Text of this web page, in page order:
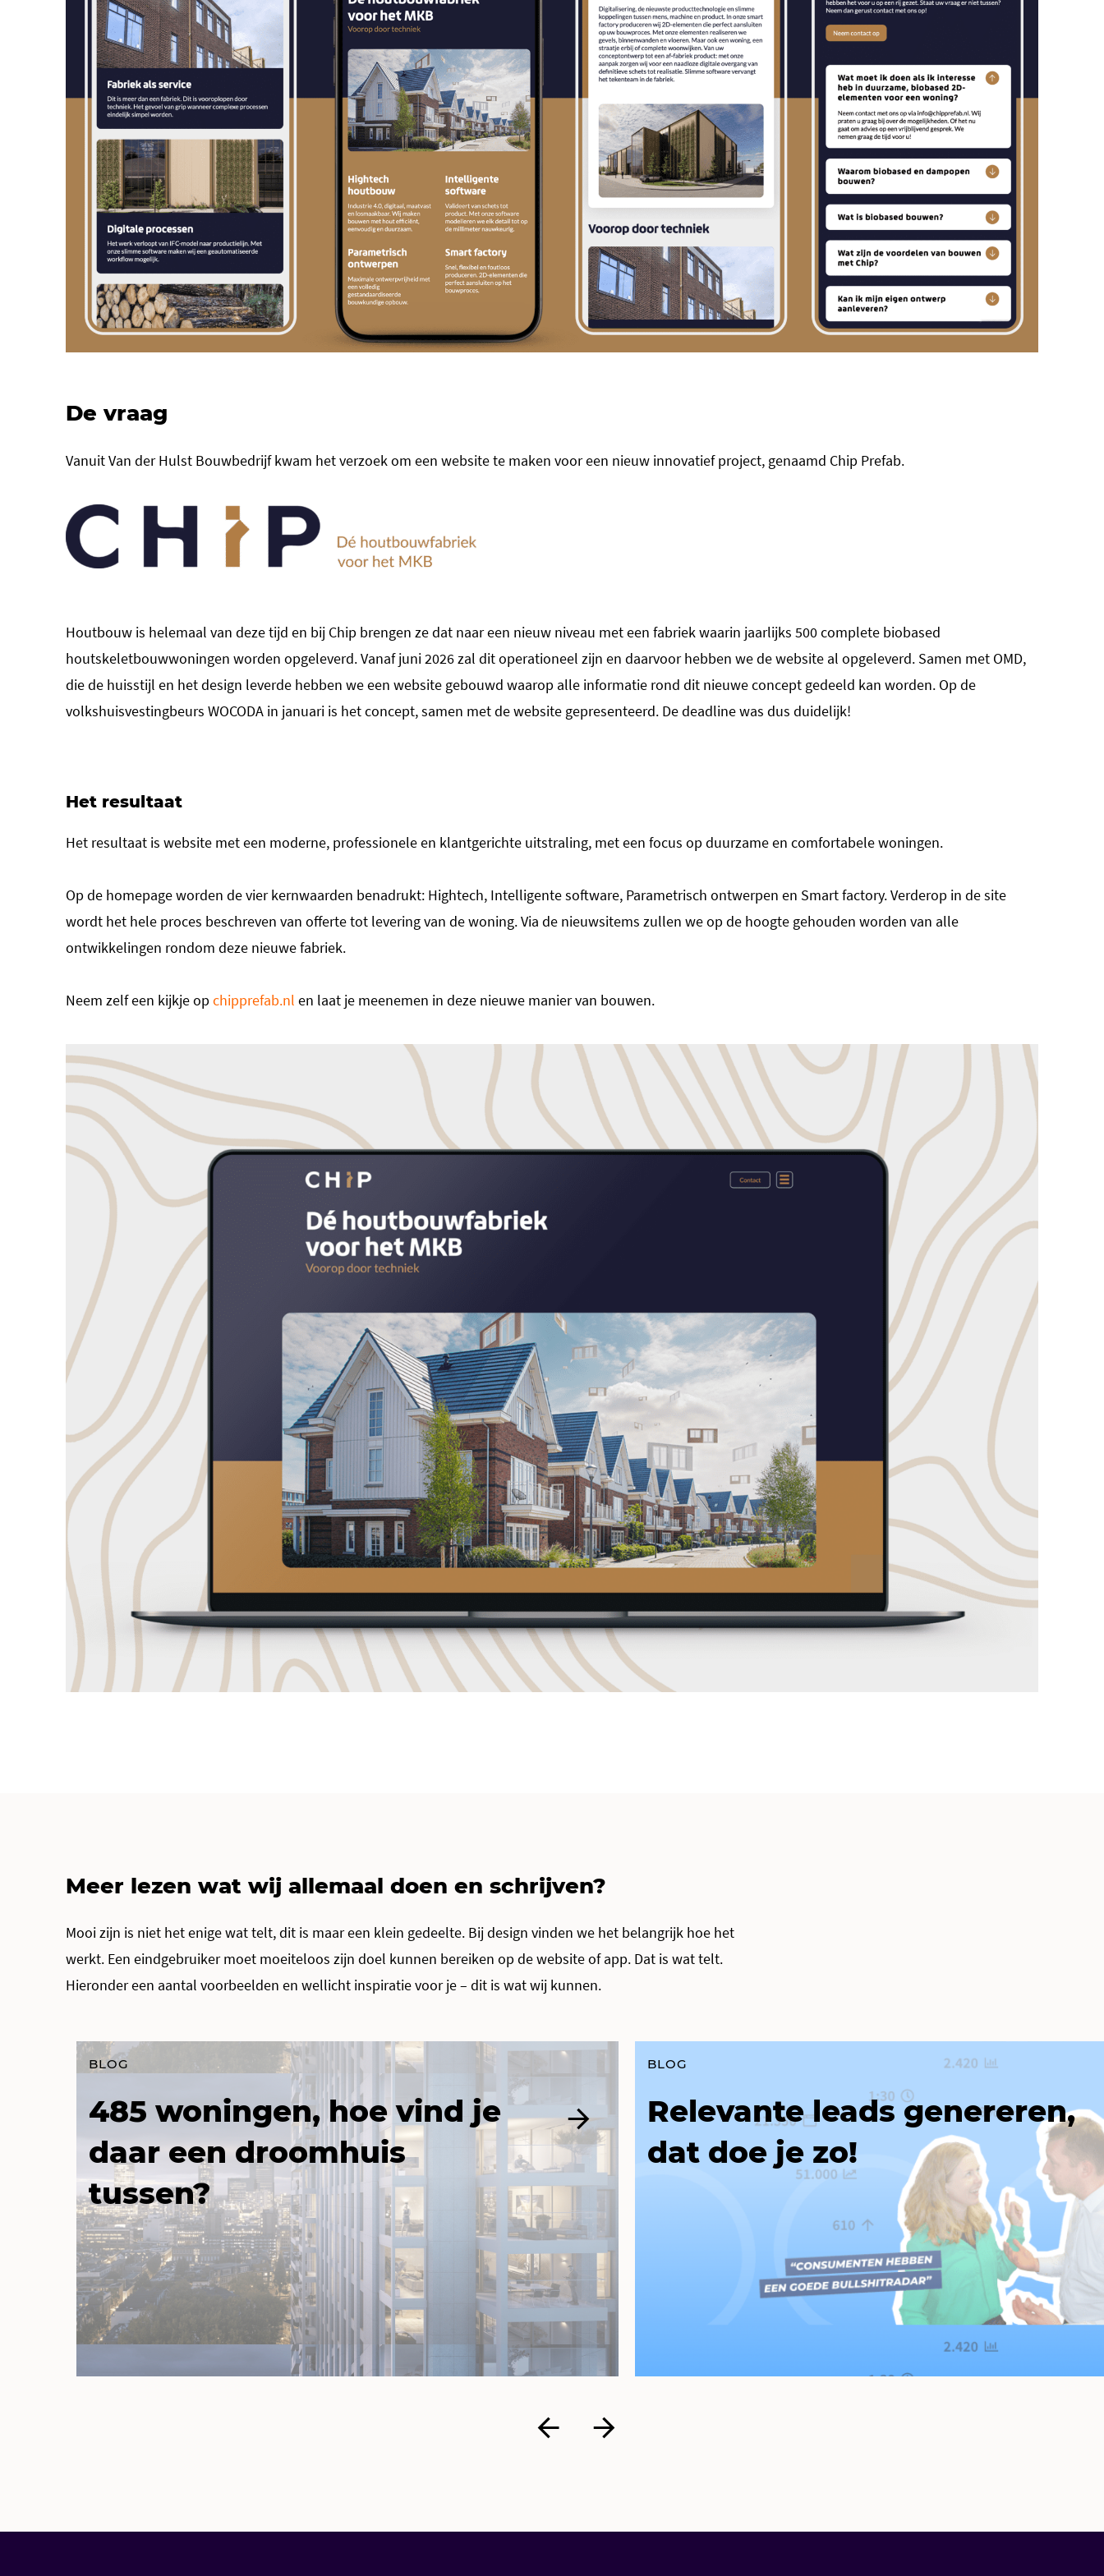
De vraag
Vanuit Van der Hulst Bouwbedrijf kwam het verzoek om een website te maken voor een nieuw innovatief project, genaamd Chip Prefab.
Houtbouw is helemaal van deze tijd en bij Chip brengen ze dat naar een nieuw niveau met een fabriek waarin jaarlijks 500 complete biobased
houtskeletbouwwoningen worden opgeleverd. Vanaf juni 2026 zal dit operationeel zijn en daarvoor hebben we de website al opgeleverd. Samen met OMD,
die de huisstijl en het design leverde hebben we een website gebouwd waarop alle informatie rond dit nieuwe concept gedeeld kan worden. Op de
volkshuisvestingbeurs WOCODA in januari is het concept, samen met de website gepresenteerd. De deadline was dus duidelijk!
Het resultaat
Het resultaat is website met een moderne, professionele en klantgerichte uitstraling, met een focus op duurzame en comfortabele woningen.
Op de homepage worden de vier kernwaarden benadrukt: Hightech, Intelligente software, Parametrisch ontwerpen en Smart factory. Verderop in de site
wordt het hele proces beschreven van offerte tot levering van de woning. Via de nieuwsitems zullen we op de hoogte gehouden worden van alle
ontwikkelingen rondom deze nieuwe fabriek.
Neem zelf een kijkje opchipprefab.nl en laat je meenemen in deze nieuwe manier van bouwen.
Meer lezen wat wij allemaal doen en schrijven?
Mooi zijn is niet het enige wat telt, dit is maar een klein gedeelte. Bij design vinden we het belangrijk hoe het
werkt. Een eindgebruiker moet moeiteloos zijn doel kunnen bereiken op de website of app. Dat is wat telt.
Hieronder een aantal voorbeelden en wellicht inspiratie voor je – dit is wat wij kunnen.
BLOG
485 woningen, hoe vind je
daar een droomhuis
tussen?
BLOG
Relevante leads genereren,
dat doe je zo!